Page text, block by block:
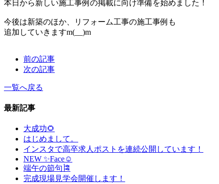
本日から新しい施工事例の掲載に向け準備を始めました！
今後は新築のほか、リフォーム工事の施工事例も
追加していきますm(__)m
前の記事
次の記事
一覧へ戻る
最新記事
大成功🌻
はじめまして。
インスタで高卒求人ポストを連続公開しています！
NEW ✨Face☺
端午の節句🎏
完成現場見学会開催します！